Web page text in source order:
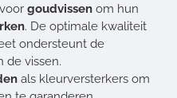
voor goudvissen om hun
. De optimale kwaliteit
ondersteunt de
de vissen.
als kleurversterkers om